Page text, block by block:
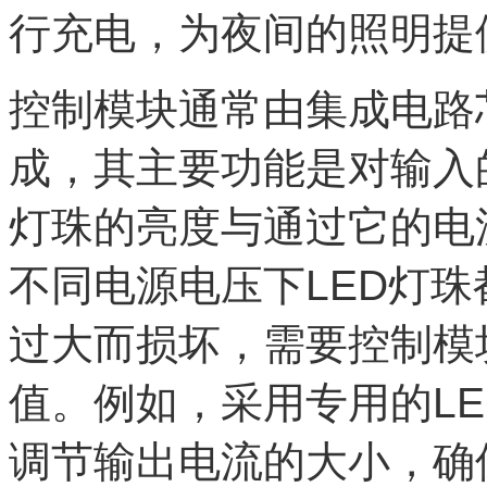
行充电，为夜间的照明
控制模块通常由集成电
成，其主要功能是对输
灯珠的亮度与通过它的
不同电源电压下LED灯
过大而损坏，需要控制
值。例如，采用专用的
调节输出电流的大小，